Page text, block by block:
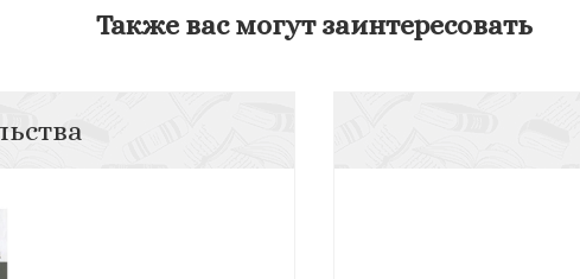
Также вас могут заинтересовать